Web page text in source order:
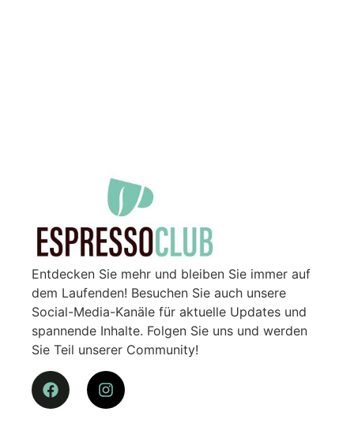
Entdecken Sie mehr und bleiben Sie immer auf
dem Laufenden! Besuchen Sie auch unsere
Social-Media-Kanäle für aktuelle Updates und
spannende Inhalte. Folgen Sie uns und werden
Sie Teil unserer Community!